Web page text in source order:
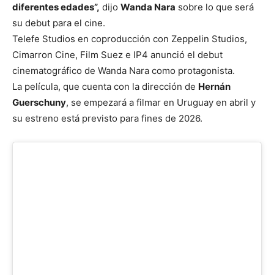
diferentes edades”, dijo Wanda Nara sobre lo que será
su debut para el cine.
Telefe Studios en coproducción con Zeppelin Studios,
Cimarron Cine, Film Suez e IP4 anunció el debut
cinematográfico de Wanda Nara como protagonista.
La película, que cuenta con la dirección de Hernán
Guerschuny, se empezará a filmar en Uruguay en abril y
su estreno está previsto para fines de 2026.